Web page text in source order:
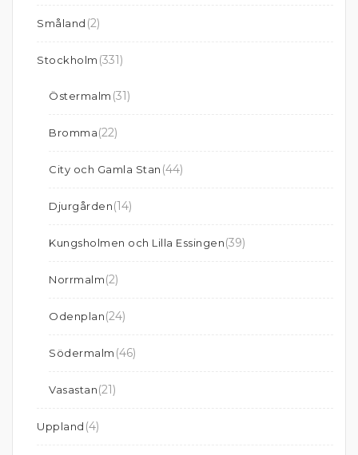
Småland (2)
Stockholm (331)
Östermalm (31)
Bromma(22)
City och Gamla Stan (44)
Djurgården(14)
Kungsholmen och Lilla Essingen(39)
Norrmalm(2)
Odenplan(24)
Södermalm (46)
Vasastan(21)
Uppland (4)